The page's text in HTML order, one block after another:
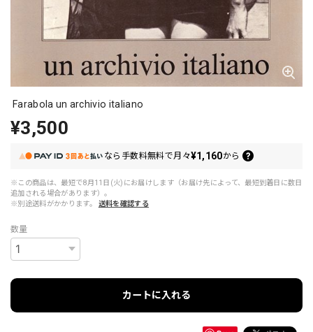
Farabola un archivio italiano
¥3,500
なら 手数料無料で月々¥1,160から
※この商品は、最短で8月11日(火)にお届けします（お届け先によって、最短到着日に数日
追加される場合があります）。
※別途送料がかかります。
送料を確認する
数量
カートに入れる